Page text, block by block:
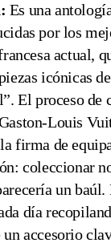
Es una
por los
actual,
icónicas
El proceso de
Louis
firma de
coleccionar
un
día
accesorio